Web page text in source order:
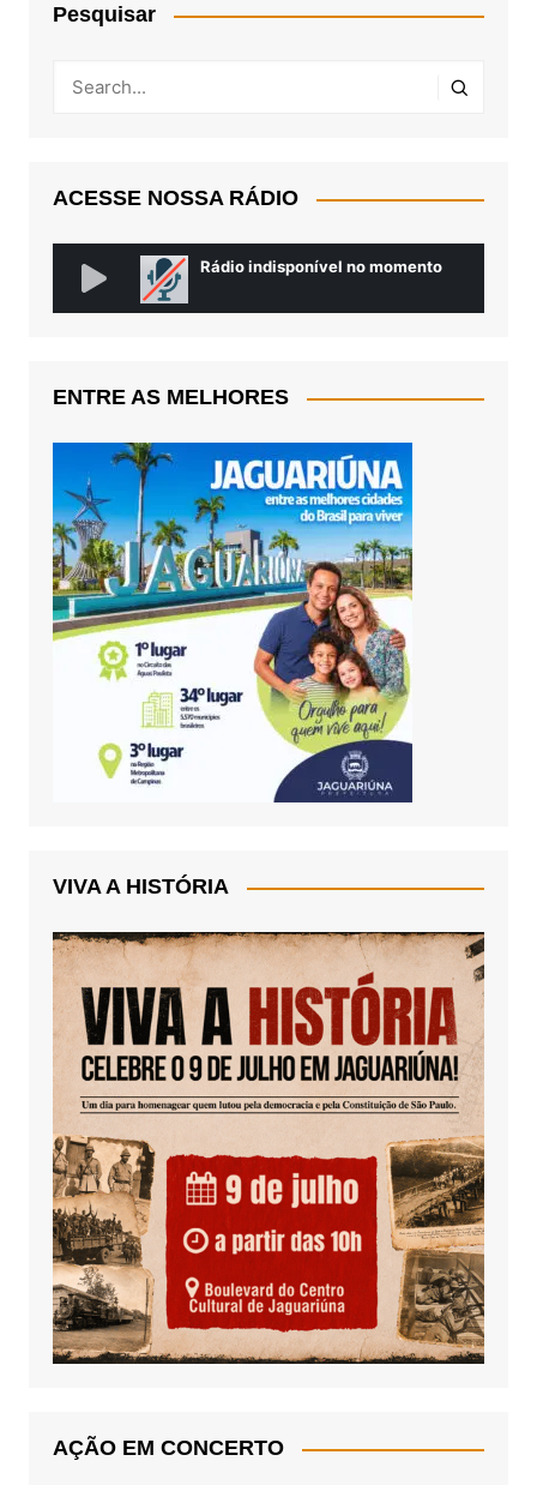
Pesquisar
ACESSE NOSSA RÁDIO
ENTRE AS MELHORES
VIVA A HISTÓRIA
AÇÃO EM CONCERTO